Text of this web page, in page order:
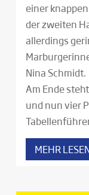
einer
der zweiten
allerdings
Nina Schmidt.
Am Ende
und nun vier
MEHR